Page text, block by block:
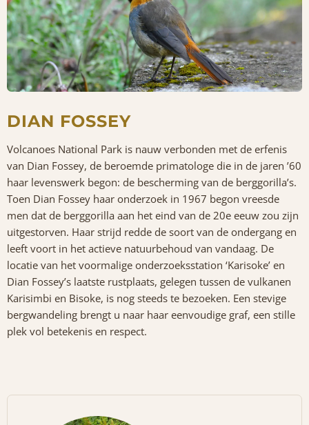
DIAN FOSSEY
Volcanoes National Park is nauw verbonden met de erfenis
van Dian Fossey, de beroemde primatologe die in de jaren ’60
haar levenswerk begon: de bescherming van de berggorilla’s.
Toen Dian Fossey haar onderzoek in 1967 begon vreesde
men dat de berggorilla aan het eind van de 20e eeuw zou zijn
uitgestorven. Haar strijd redde de soort van de ondergang en
leeft voort in het actieve natuurbehoud van vandaag. De
locatie van het voormalige onderzoeksstation ‘Karisoke’ en
Dian Fossey’s laatste rustplaats, gelegen tussen de vulkanen
Karisimbi en Bisoke, is nog steeds te bezoeken. Een stevige
bergwandeling brengt u naar haar eenvoudige graf, een stille
plek vol betekenis en respect.